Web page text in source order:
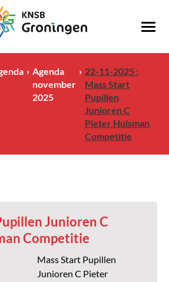
Agenda
november
2025
22-11-2025 :
Mass Start
Pupillen
Junioren C
Pieter Huisman
Competitie
Junioren C
Competitie
Mass Start Pupillen
Junioren C Pieter